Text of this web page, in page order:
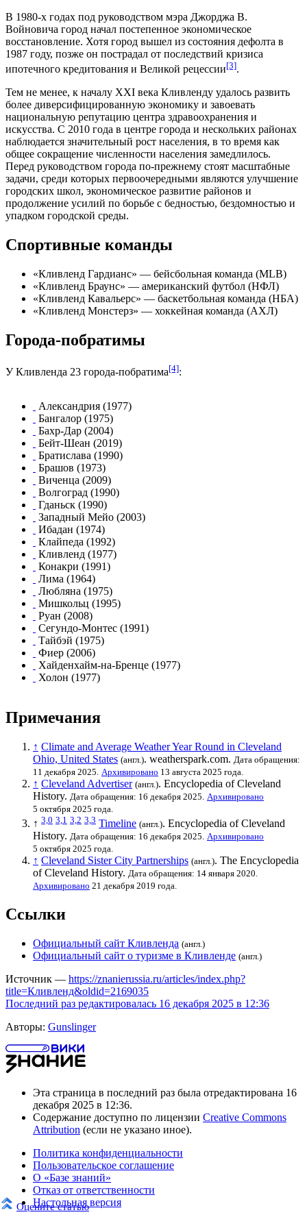
Оцените статью
В 1980-х годах под руководством мэра Джорджа В.
Войновича город начал постепенное экономическое
восстановление. Хотя город вышел из состояния дефолта в
1987 году, позже он пострадал от последствий кризиса
ипотечного кредитования и Великой рецессии[3].
Тем не менее, к началу XXI века Кливленду удалось развить
более диверсифицированную экономику и завоевать
национальную репутацию центра здравоохранения и
искусства. С 2010 года в центре города и нескольких районах
наблюдается значительный рост населения, в то время как
общее сокращение численности населения замедлилось.
Перед руководством города по-прежнему стоят масштабные
задачи, среди которых первоочередными являются улучшение
городских школ, экономическое развитие районов и
продолжение усилий по борьбе с бедностью, бездомностью и
упадком городской среды.
Спортивные команды
«Кливленд Гардианс» — бейсбольная команда (MLB)
«Кливленд Браунс» — американский футбол (НФЛ)
«Кливленд Кавальерс» — баскетбольная команда (НБА)
«Кливленд Монстерз» — хоккейная команда (АХЛ)
Города-побратимы
У Кливленда 23 города-побратима[4]:
Александрия (1977)
Бангалор (1975)
Бахр-Дар (2004)
Бейт-Шеан (2019)
Братислава (1990)
Брашов (1973)
Виченца (2009)
Волгоград (1990)
Гданьск (1990)
Западный Мейо (2003)
Ибадан (1974)
Клайпеда (1992)
Кливленд (1977)
Конакри (1991)
Лима (1964)
Любляна (1975)
Мишкольц (1995)
Руан (2008)
Сегундо-Монтес (1991)
Тайбэй (1975)
Фиер (2006)
Хайденхайм-на-Бренце (1977)
Холон (1977)
Примечания
↑ Climate and Average Weather Year Round in Cleveland
Ohio, United States (англ.). weatherspark.com. Дата обращения:
11 декабря 2025. Архивировано 13 августа 2025 года.
↑ Cleveland Advertiser (англ.). Encyclopedia of Cleveland
History. Дата обращения: 16 декабря 2025. Архивировано
5 октября 2025 года.
↑ 3,0 3,1 3,2 3,3 Timeline (англ.). Encyclopedia of Cleveland
History. Дата обращения: 16 декабря 2025. Архивировано
5 октября 2025 года.
↑ Cleveland Sister City Partnerships (англ.). The Encyclopedia
of Cleveland History. Дата обращения: 14 января 2020.
Архивировано 21 декабря 2019 года.
Ссылки
Официальный сайт Кливленда (англ.)
Официальный сайт о туризме в Кливленде (англ.)
Источник — https://znanierussia.ru/articles/index.php?
title=Кливленд&oldid=2169035
Последний раз редактировалась 16 декабря 2025 в 12:36
Авторы: Gunslinger
Эта страница в последний раз была отредактирована 16
декабря 2025 в 12:36.
Содержание доступно по лицензии Creative Commons
Attribution (если не указано иное).
Политика конфиденциальности
Пользовательское соглашение
О «Базе знаний»
Отказ от ответственности
Настольная версия